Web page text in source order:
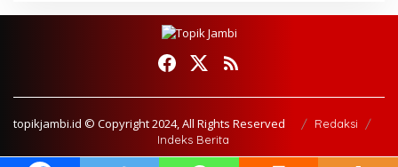
topikjambi.id © Copyright 2024, All Rights Reserved
Redaksi
Indeks Berita